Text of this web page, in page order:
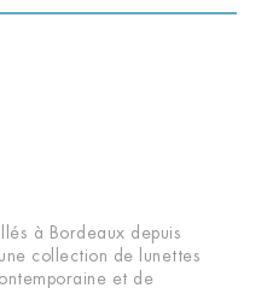
à Bordeaux depuis
collection de lunettes
et de